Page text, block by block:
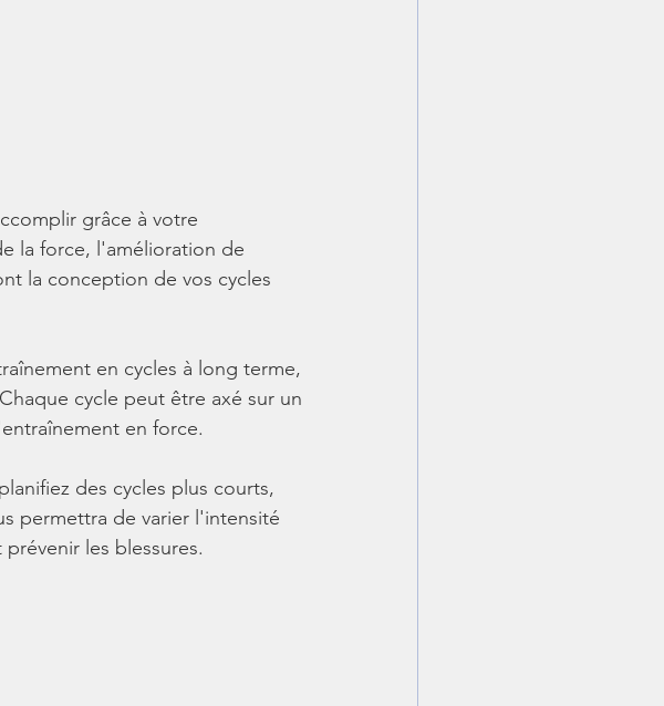
grâce à votre
la force, l'amélioration de
la conception de vos cycles
en cycles à long terme,
cycle peut être axé sur un
en force.
des cycles plus courts,
permettra de varier l'intensité
les blessures.